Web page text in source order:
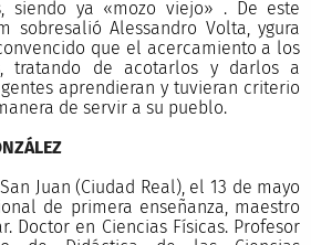
siendo ya «mozo viejo» . De este
sobresalió Alessandro Volta, ygura
que el acercamiento a los
tratando de acotarlos y darlos a
aprendieran y tuvieran criterio
de servir a su pueblo.
Juan (Ciudad Real), el 13 de mayo
de primera enseñanza, maestro
Doctor en Ciencias Físicas. Profesor